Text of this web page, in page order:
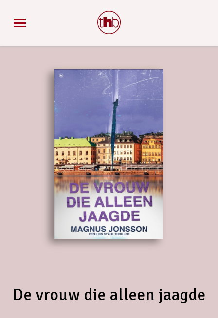
De vrouw die alleen jaagde